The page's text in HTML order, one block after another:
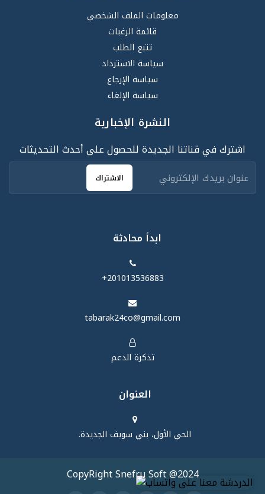
معلومات الملف الشخصي
قائمة الرغبات
تتبع الطلب
سياسة الاسترداد
سياسة الإرجاع
سياسة الإلغاء
النشرة الإخبارية
اشترك في قناتنا الجديدة للحصول على أحدث التحديثات
الاشتراك
ابدأ محادثة
‪+201013536883‬
tabarak24co@gmail.com
تذكرة الدعم
العنوان
الحي الأول، بني سويف الجديدة.
CopyRight Snefru Soft @2024